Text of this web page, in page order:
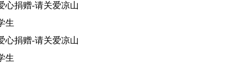
心捐赠-请关爱凉山
生
心捐赠-请关爱凉山
生